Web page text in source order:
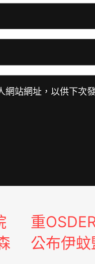
站網址，以供下次
重
公布伊